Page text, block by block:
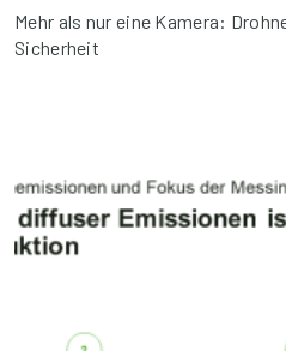
Mehr als nur eine Kamera:
Sicherheit